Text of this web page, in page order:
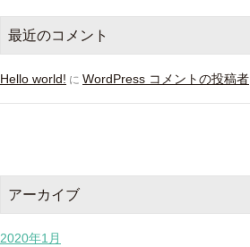
最近のコメント
Hello world! に WordPress コメントの投稿者
アーカイブ
2020年1月